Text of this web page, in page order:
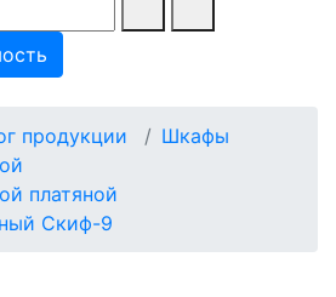
продукции
Шкафы
платяной
Скиф-9